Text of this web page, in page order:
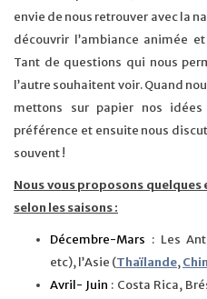
envie de nous retrouver avec la
découvrir l’ambiance animée
Tant de questions qui nous
l’autre souhaitent voir. Quand
mettons sur papier nos
préférence et ensuite nous
souvent !
Nous vous proposons
selon les saisons :
Décembre-Mars : Les
etc), l’Asie (Thaïlande,
Avril- Juin : Costa Rica,